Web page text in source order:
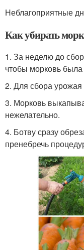
Неблагоприятные
Как убирать
1. За неделю до
чтобы морковь была
2. Для сбора
3. Морковь
нежелательно.
4. Ботву сразу
пренебречь